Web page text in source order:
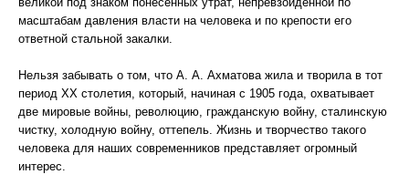
масштабам давления власти на человека и по крепости его
ответной стальной закалки.
Нельзя забывать о том, что А. А. Ахматова жила и творила в тот
период ХХ столетия, который, начиная с 1905 года, охватывает
две мировые войны, революцию, гражданскую войну, сталинскую
чистку, холодную войну, оттепель. Жизнь и творчество такого
человека для наших современников представляет огромный
интерес.